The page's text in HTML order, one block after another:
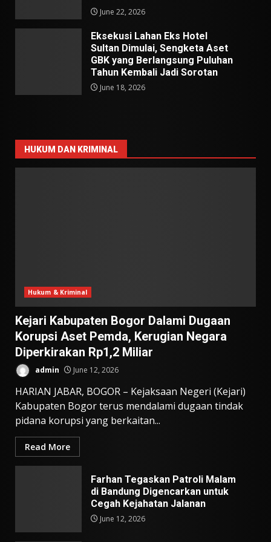
June 22, 2026
Eksekusi Lahan Eks Hotel
Sultan Dimulai, Sengketa Aset
GBK yang Berlangsung Puluhan
Tahun Kembali Jadi Sorotan
June 18, 2026
HUKUM DAN KRIMINAL
Hukum & Kriminal
Kejari Kabupaten Bogor Dalami Dugaan
Korupsi Aset Pemda, Kerugian Negara
Diperkirakan Rp1,2 Miliar
admin June 12, 2026
HARIAN JABAR, BOGOR – Kejaksaan Negeri (Kejari)
Kabupaten Bogor terus mendalami dugaan tindak
pidana korupsi yang berkaitan...
Read More
Farhan Tegaskan Patroli Malam
di Bandung Digencarkan untuk
Cegah Kejahatan Jalanan
June 12, 2026